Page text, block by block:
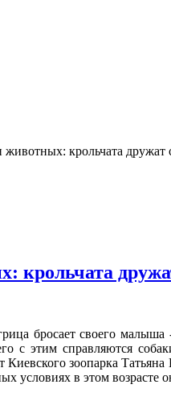
крольчата дружат
крольчата
бросает своего
с этим справляются
Киевского зоопарка
условиях в этом